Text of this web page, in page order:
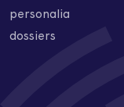
personalia
dossiers